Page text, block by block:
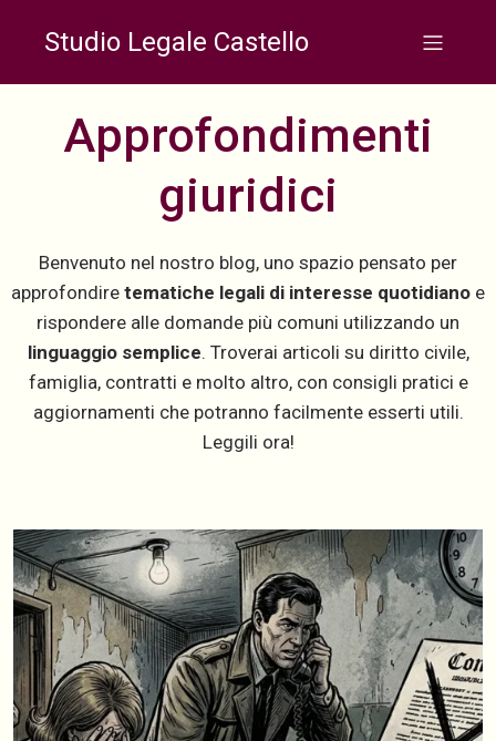
Studio Legale Castello
Approfondimenti
giuridici
Benvenuto nel nostro blog, uno spazio pensato per
approfondire tematiche legali di interesse quotidiano e
rispondere alle domande più comuni utilizzando un
linguaggio semplice. Troverai articoli su diritto civile,
famiglia, contratti e molto altro, con consigli pratici e
aggiornamenti che potranno facilmente esserti utili.
Leggili ora!